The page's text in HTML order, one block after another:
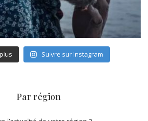
Suivre sur Instagram
Par région